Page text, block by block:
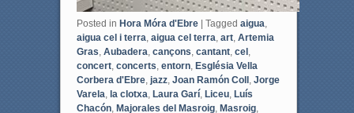
Posted in Hora Móra d'Ebre Tagged aigua,
aigua cel i terra, aigua cel terra, art, Artemia
Gras, Aubadera, cançons, cantant, cel ,
concert, concerts, entorn, Església Vella
Corbera d'Ebre, jazz, Joan Ramón Coll , Jorge
Varela, la clotxa, Laura Garí, Liceu, Luís
Chacón, Majorales del Masroig, Masroig,